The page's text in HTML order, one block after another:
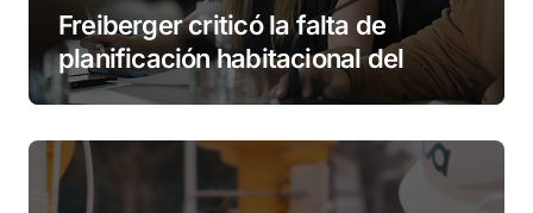
Freiberger criticó la falta de
planificación habitacional del
Municipio: “Vuoto deja afuera a
esperando”